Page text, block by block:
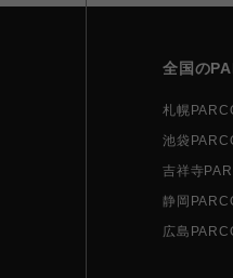
全国の
札幌
池袋
吉祥寺
静岡
広島